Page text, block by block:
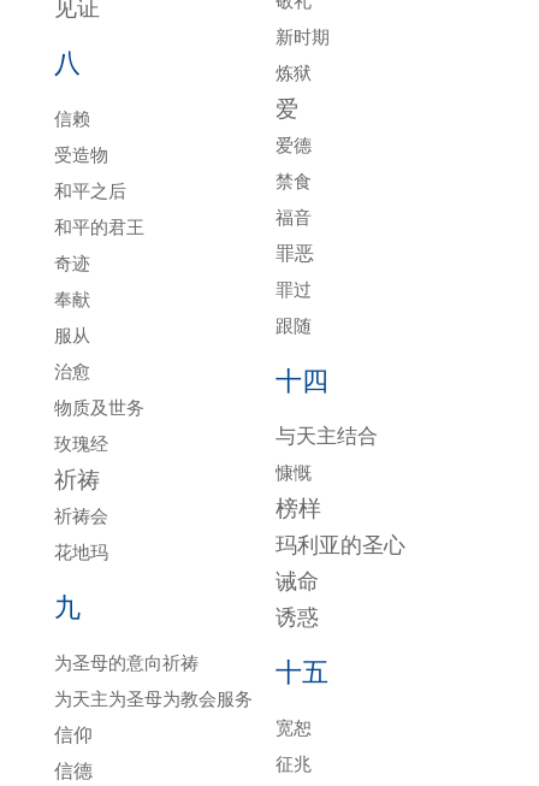
见证
八
信赖
受造物
和平之后
和平的君王
奇迹
奉献
服从
治愈
物质及世务
玫瑰经
祈祷
祈祷会
花地玛
九
为圣母的意向祈祷
为天主为圣母为教会服务
信仰
信德
新时期
炼狱
爱
爱德
禁食
福音
罪恶
罪过
跟随
十四
与天主结合
慷慨
榜样
玛利亚的圣心
诫命
诱惑
十五
宽恕
征兆